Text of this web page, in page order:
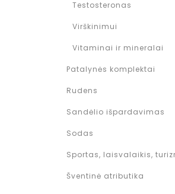
Testosteronas
Virškinimui
Vitaminai ir mineralai
Patalynės komplektai
Rudens
Sandėlio išpardavimas
Sodas
Sportas, laisvalaikis,
Šventinė atributika